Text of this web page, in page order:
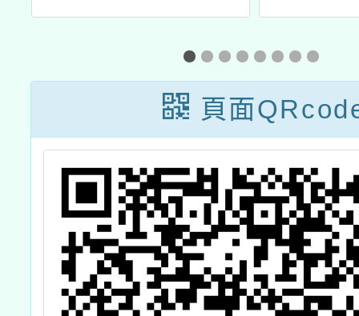
百縱走登山研習
動
頁面